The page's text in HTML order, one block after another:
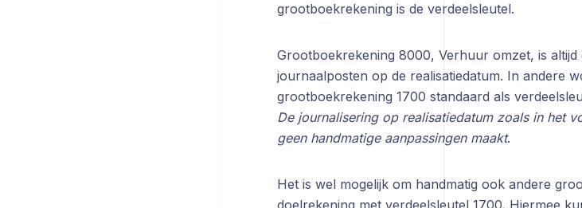
grootboekrekening is de verdeelsleutel.
Grootboekrekening 8000, Verhuur omzet, is
journaalposten op de realisatiedatum. In andere
grootboekrekening 1700 standaard als
De journalisering op realisatiedatum zoals in het
geen handmatige aanpassingen maakt.
Het is wel mogelijk om handmatig ook andere
doelrekening met verdeelsleutel 1700. Hiermee